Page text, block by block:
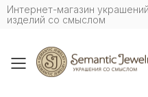
Интернет-магазин
изделий со смыслом
Toggle mobile